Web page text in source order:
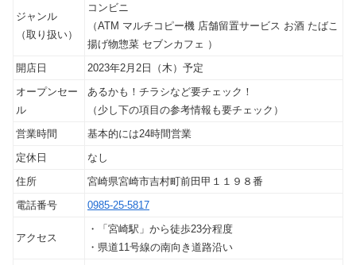
ジャンル
（取り扱い）
コンビニ
（ATM マルチコピー機 店舗留置サービス お酒 たばこ
揚げ物惣菜 セブンカフェ ）
開店日
2023年2月2日（木）予定
オープンセー
ル
あるかも！チラシなど要チェック！
（少し下の項目の参考情報も要チェック）
営業時間
基本的には24時間営業
定休日
なし
住所
宮崎県宮崎市吉村町前田甲１１９８番
電話番号
0985-25-5817
アクセス
・「宮崎駅」から徒歩23分程度
・県道11号線の南向き道路沿い